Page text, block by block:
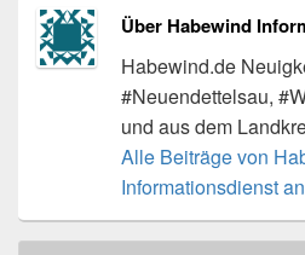
Über Habewind
Habewind.de
#Neuendettelsau,
und aus dem
Alle Beiträge von
Informationsdienst